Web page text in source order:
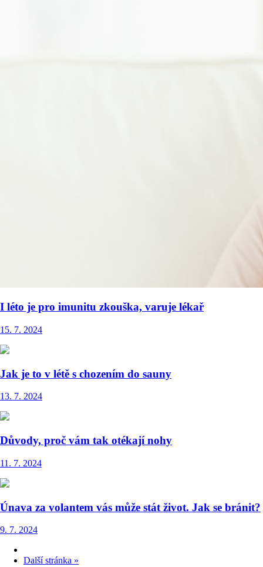
I léto je pro imunitu zkouška, varuje lékař
15. 7. 2024
Jak je to v létě s chozením do sauny
13. 7. 2024
Důvody, proč vám tak otékají nohy
11. 7. 2024
Únava za volantem vás může stát život. Jak se bránit?
9. 7. 2024
Další stránka »